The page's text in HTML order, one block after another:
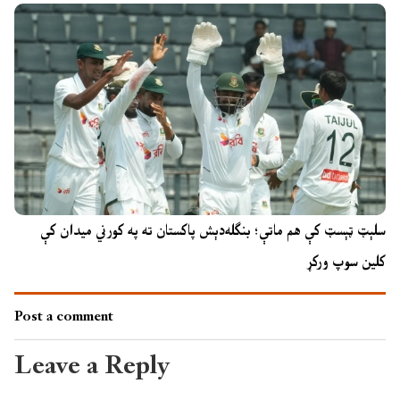
سلېټ ټېسټ کې هم ماتې؛ بنګله‌دېش پاکستان ته په کورني میدان کې
کلین سوپ ورکړ
Post a comment
Leave a Reply